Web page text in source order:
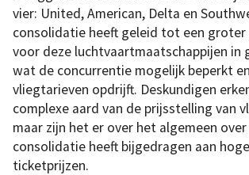
vier: United, American, Delta en
consolidatie heeft geleid tot een
voor deze luchtvaartmaatschappijen in
wat de concurrentie mogelijk beperkt
vliegtarieven opdrijft. Deskundigen
complexe aard van de prijsstelling van
maar zijn het er over het algemeen
consolidatie heeft bijgedragen aan
ticketprijzen.